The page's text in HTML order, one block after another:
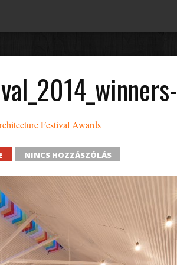
Festival Awards
NINCS HOZZÁSZÓLÁS